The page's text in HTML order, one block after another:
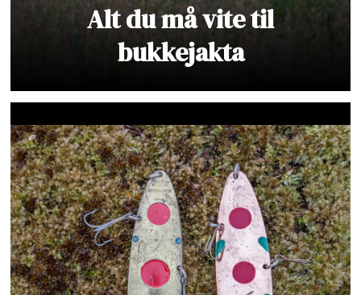
Alt du må vite til
bukkejakta